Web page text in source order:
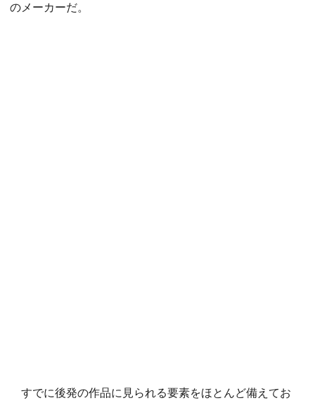
のメーカーだ。
すでに後発の作品に見られる要素をほとんど備えてお